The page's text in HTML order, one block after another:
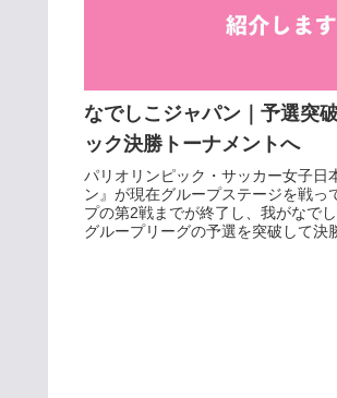
なでしこジャパン｜予選突
ック決勝トーナメントへ
パリオリンピック・サッカー女子日
ン』が現在グループステージを戦っ
プの第2戦までが終了し、我がなで
グループリーグの予選を突破して決